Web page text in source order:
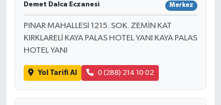
Demet Dalca Eczanesi Merkez
PINAR MAHALLESİ 1215. SOK. ZEMİN KAT
KIRKLARELİ KAYA PALAS HOTEL YANI KAYA PALAS
HOTEL YANI
Yol Tarifi Al 0 (288) 214 10 02